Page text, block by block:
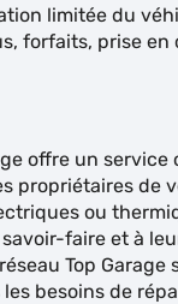
limitée du
forfaits, prise en
offre un
propriétaires de
ou
faire et à
Top Garage
besoins de